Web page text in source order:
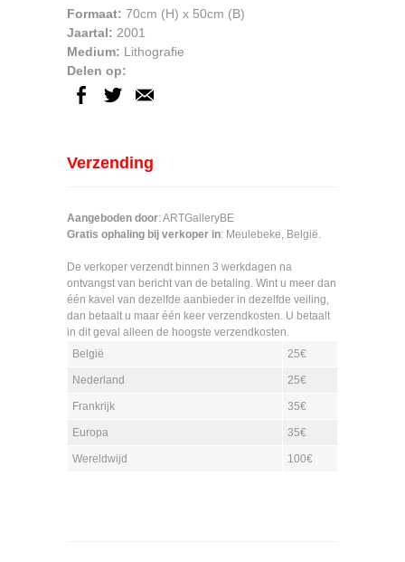
Formaat: 70cm (H) x 50cm (B)
Jaartal: 2001
Medium: Lithografie
Delen op:
Verzending
Aangeboden door: ARTGalleryBE
Gratis ophaling bij verkoper in: Meulebeke, België.
De verkoper verzendt binnen 3 werkdagen na
ontvangst van bericht van de betaling. Wint u meer dan
één kavel van dezelfde aanbieder in dezelfde veiling,
dan betaalt u maar één keer verzendkosten. U betaalt
in dit geval alleen de hoogste verzendkosten.
België
25€
Nederland 25€
Frankrijk 35€
Europa 35€
Wereldwijd 100€